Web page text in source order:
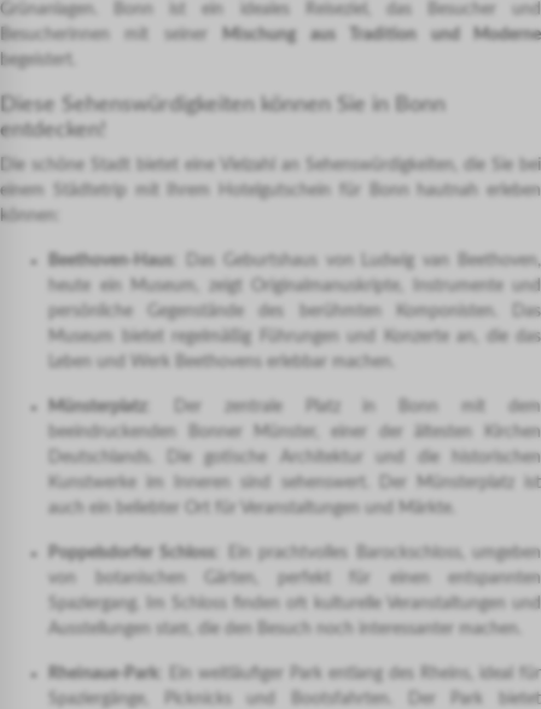
Grünanlagen. Bonn ist ein ideales Reiseziel, das Besucher und
Besucherinnen mit seiner
Mischung aus Tradition und Moderne
Diese Sehenswürdigkeiten können Sie in Bonn
entdecken!
Die schöne Stadt bietet eine Vielzahl an Sehenswürdigkeiten, die Sie bei
einem Städtetrip mit Ihrem Hotelgutschein für Bonn hautnah erleben
können:
Beethoven-Haus
: Das Geburtshaus von Ludwig van Beethoven,
heute ein Museum, zeigt Originalmanuskripte, Instrumente und
persönliche Gegenstände des berühmten Komponisten. Das
Museum bietet regelmäßig Führungen und Konzerte an, die das
Leben und Werk Beethovens erlebbar machen.
Münsterplatz
: Der zentrale Platz in Bonn mit dem
beeindruckenden Bonner Münster, einer der ältesten Kirchen
Deutschlands. Die gotische Architektur und die historischen
Kunstwerke im Inneren sind sehenswert. Der Münsterplatz ist
auch ein beliebter Ort für Veranstaltungen und Märkte.
Poppelsdorfer Schloss
: Ein prachtvolles Barockschloss, umgeben
von botanischen Gärten, perfekt für einen entspannten
Ausstellungen statt, die den Besuch noch interessanter machen.
Rheinaue-Park
: Ein weitläufiger Park entlang des Rheins, ideal für
Spaziergänge, Picknicks und Bootsfahrten. Der Park bietet